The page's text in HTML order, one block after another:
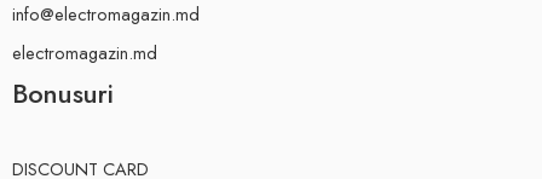
info@electromagazin.md
electromagazin.md
Bonusuri
DISCOUNT CARD